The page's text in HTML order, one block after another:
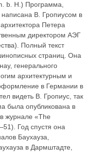
b. H.) Программа,
написана В. Гропиусом в
Петера
директором АЭГ
Полный текст
страниц. Она
генерального
архитектурным и
в Германии в
видеть В. Гропиус, так
была опубликована в
журнале «The
Год спустя она
Баухауза,
в Дармштадте,